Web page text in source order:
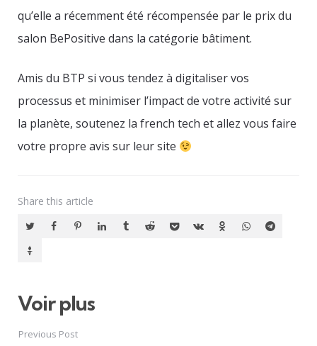
qu’elle a récemment été récompensée par le prix du
salon BePositive dans la catégorie bâtiment.
Amis du BTP si vous tendez à digitaliser vos
processus et minimiser l’impact de votre activité sur
la planète, soutenez la french tech et allez vous faire
votre propre avis sur leur site
Share this article
Voir plus
Post
navigation
Previous Post